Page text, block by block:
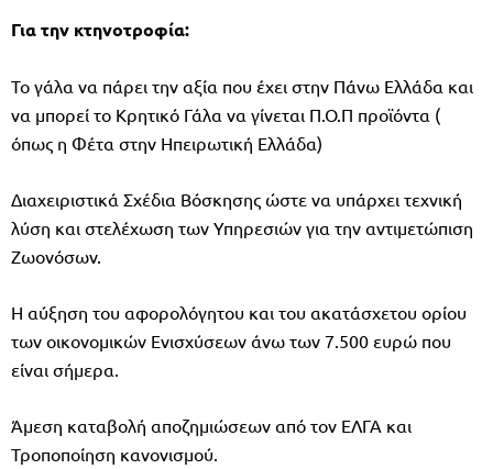
Για την κτηνοτροφία:
Το γάλα να πάρει την αξία που έχει στην Πάνω Ελλάδα και
να μπορεί το Κρητικό Γάλα να γίνεται Π.Ο.Π προϊόντα (
όπως η Φέτα στην Ηπειρωτική Ελλάδα)
Διαχειριστικά Σχέδια Βόσκησης ώστε να υπάρχει τεχνική
λύση και στελέχωση των Υπηρεσιών για την αντιμετώπιση
Ζωονόσων.
Η αύξηση του αφορολόγητου και του ακατάσχετου ορίου
των οικονομικών Ενισχύσεων άνω των 7.500 ευρώ που
είναι σήμερα.
Άμεση καταβολή αποζημιώσεων από τον ΕΛΓΑ και
Τροποποίηση κανονισμού.